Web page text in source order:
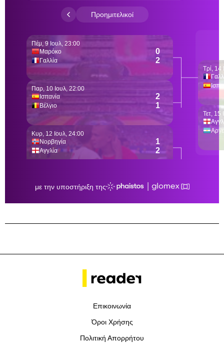
Επικοινωνία
Όροι Χρήσης
Πολιτική Απορρήτου